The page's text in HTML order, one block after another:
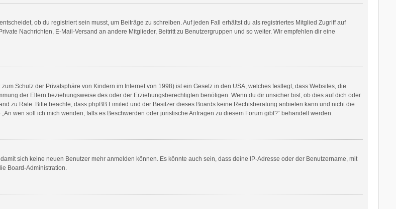
ob du registriert sein musst, um Beiträge zu schreiben. Auf jeden Fall erhältst du als registriertes Mitglied Zugriff auf
Nachrichten, E-Mail-Versand an andere Mitglieder, Beitritt zu Benutzergruppen und so weiter. Wir empfehlen dir eine
Schutz der Privatsphäre von Kindern im Internet von 1998) ist ein Gesetz in den USA, welches festlegt, dass Websites, die
der Eltern beziehungsweise des oder der Erziehungsberechtigten benötigen. Wenn du dir unsicher bist, ob dies auf dich oder
zu Rate. Bitte beachte, dass phpBB Limited und der Besitzer dieses Boards keine Rechtsberatung anbieten kann und nicht die
wen soll ich mich wenden, falls es Beschwerden oder juristische Anfragen zu diesem Forum gibt?“ behandelt werden.
sich keine neuen Benutzer mehr anmelden können. Es könnte auch sein, dass deine IP-Adresse oder der Benutzername, mit
Board-Administration.